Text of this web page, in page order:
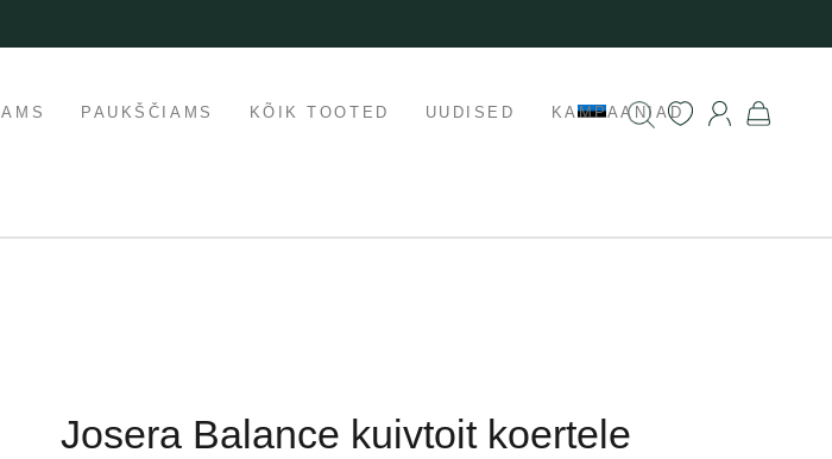
PAUKŠČIAMS KÕIK TOOTED UUDISED KAMPAANIAD
Josera Balance kuivtoit koertele